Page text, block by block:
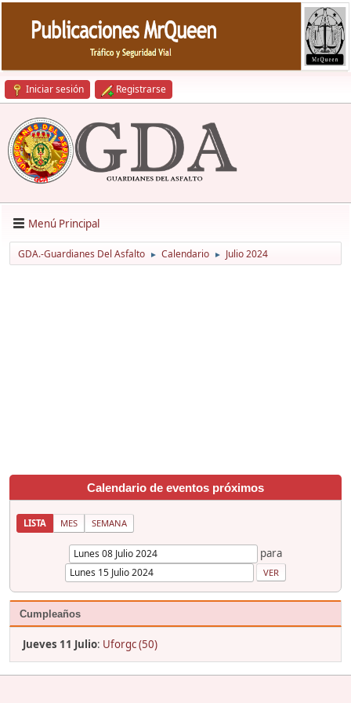
Iniciar sesión Registrarse
Menú Principal
GDA.-Guardianes Del Asfalto ► Calendario ► Julio 2024
Calendario de eventos próximos
LISTA MES SEMANA
para
Cumpleaños
Jueves 11 Julio: Uforgc (50)